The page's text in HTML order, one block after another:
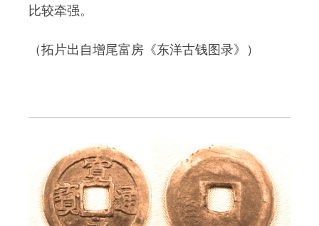
比较牵强。
（拓片出自增尾富房《东洋古钱图录》）